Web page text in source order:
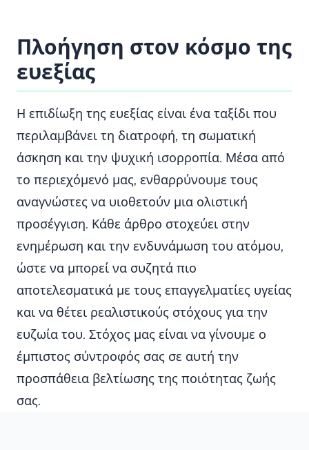
Πλοήγηση στον κόσμο της
ευεξίας
Η επιδίωξη της ευεξίας είναι ένα ταξίδι που
περιλαμβάνει τη διατροφή, τη σωματική
άσκηση και την ψυχική ισορροπία. Μέσα από
το περιεχόμενό μας, ενθαρρύνουμε τους
αναγνώστες να υιοθετούν μια ολιστική
προσέγγιση. Κάθε άρθρο στοχεύει στην
ενημέρωση και την ενδυνάμωση του ατόμου,
ώστε να μπορεί να συζητά πιο
αποτελεσματικά με τους επαγγελματίες υγείας
και να θέτει ρεαλιστικούς στόχους για την
ευζωία του. Στόχος μας είναι να γίνουμε ο
έμπιστος σύντροφός σας σε αυτή την
προσπάθεια βελτίωσης της ποιότητας ζωής
σας.